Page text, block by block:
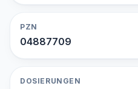
PZN
04887709
DOSIERUNGEN